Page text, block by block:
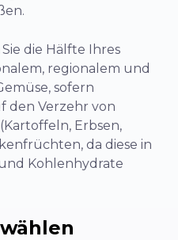
die Hälfte Ihres
regionalem und
sofern
den Verzehr von
Erbsen,
da diese in
Kohlenhydrate